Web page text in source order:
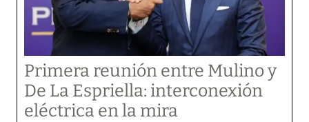
Primera reunión entre Mulino y
De La Espriella: interconexión
eléctrica en la mira